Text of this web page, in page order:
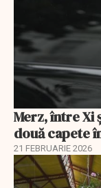
Merz, între Xi
două capete
21 FEBRUARIE 2026